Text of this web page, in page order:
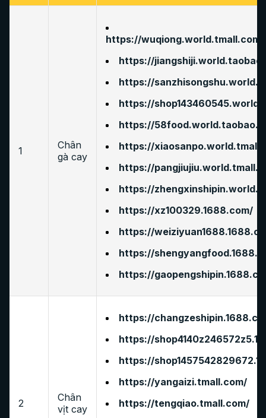
1
Chân
gà cay
https://
https://
https://
https://
https://
https://
https://
https://
https://xz100329.1688.com/
https://
https://
https://
2
Chân
vịt cay
https://
https://
https://
https://yangaizi.tmall.com/
https://tengqiao.tmall.com/